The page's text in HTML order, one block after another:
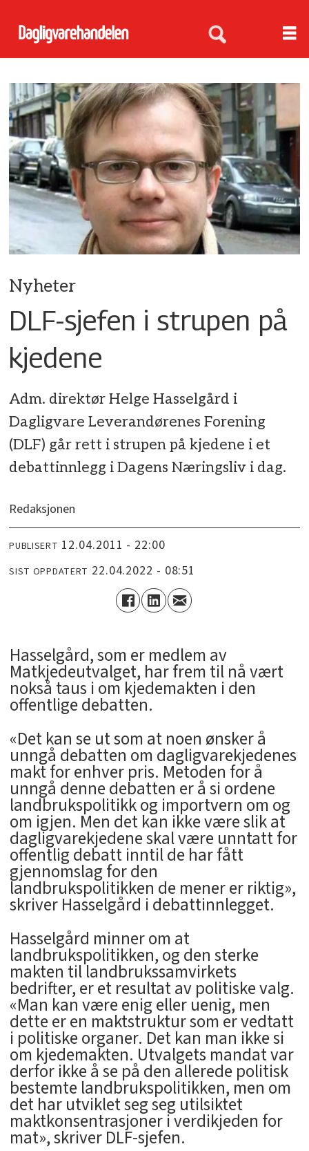
Nyheter
DLF-sjefen i strupen på
kjedene
Adm. direktør Helge Hasselgård i
Dagligvare Leverandørenes Forening
(DLF) går rett i strupen på kjedene i et
debattinnlegg i Dagens Næringsliv i dag.
Redaksjonen
PUBLISERT 12.04.2011 - 22:00
SIST OPPDATERT 22.04.2022 - 08:51
Hasselgård, som er medlem av
Matkjedeutvalget, har frem til nå vært
nokså taus i om kjedemakten i den
offentlige debatten.
«Det kan se ut som at noen ønsker å
unngå debatten om dagligvarekjedenes
makt for enhver pris. Metoden for å
unngå denne debatten er å si ordene
landbrukspolitikk og importvern om og
om igjen. Men det kan ikke være slik at
dagligvarekjedene skal være unntatt for
offentlig debatt inntil de har fått
gjennomslag for den
landbrukspolitikken de mener er riktig»,
skriver Hasselgård i debattinnlegget.
Hasselgård minner om at
landbrukspolitikken, og den sterke
makten til landbrukssamvirkets
bedrifter, er et resultat av politiske valg.
«Man kan være enig eller uenig, men
dette er en maktstruktur som er vedtatt
i politiske organer. Det kan man ikke si
om kjedemakten. Utvalgets mandat var
derfor ikke å se på den allerede politisk
bestemte landbrukspolitikken, men om
det har utviklet seg seg utilsiktet
maktkonsentrasjoner i verdikjeden for
mat», skriver DLF-sjefen.